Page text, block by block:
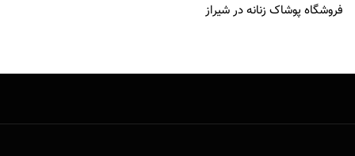
فروشگاه پوشاک زنانه در شیراز